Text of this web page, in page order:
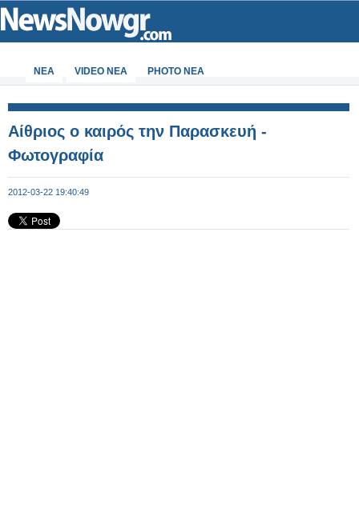
ΝΕΑ VIDEO NEA PHOTO NEA
Αίθριος ο καιρός την Παρασκευή -
Φωτογραφία
2012-03-22 19:40:49